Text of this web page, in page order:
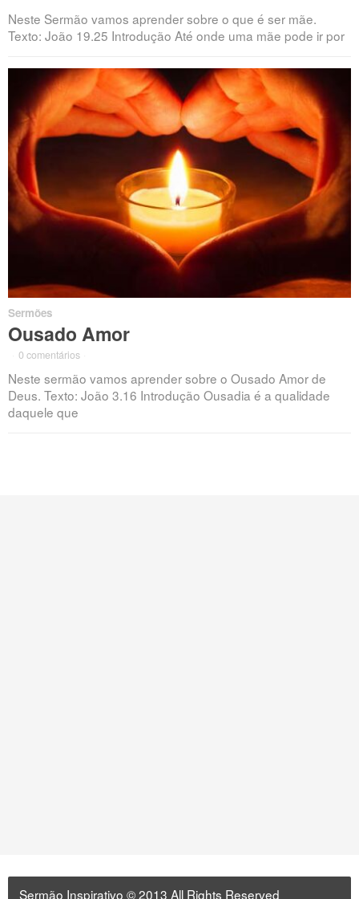
Neste Sermão vamos aprender sobre o que é ser mãe.
Texto: João 19.25 Introdução Até onde uma mãe pode ir por
Sermões
Ousado Amor
0 comentários
Neste sermão vamos aprender sobre o Ousado Amor de
Deus. Texto: João 3.16 Introdução Ousadia é a qualidade
daquele que
Sermão Inspirativo © 2013 All Rights Reserved